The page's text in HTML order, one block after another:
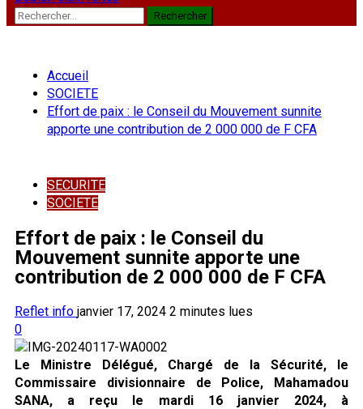
Rechercher :
Accueil
SOCIETE
Effort de paix : le Conseil du Mouvement sunnite
apporte une contribution de 2 000 000 de F CFA
SECURITE
SOCIETE
Effort de paix : le Conseil du
Mouvement sunnite apporte une
contribution de 2 000 000 de F CFA
Reflet info janvier 17, 2024 2 minutes lues
0
Le Ministre Délégué, Chargé de la Sécurité, le
Commissaire divisionnaire de Police, Mahamadou
SANA, a reçu le mardi 16 janvier 2024, à